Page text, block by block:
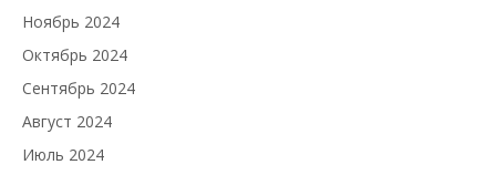
Ноябрь 2024
Октябрь 2024
Сентябрь 2024
Август 2024
Июль 2024